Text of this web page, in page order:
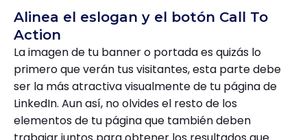
Alinea el eslogan y el botón Call To
Action
La imagen de tu banner o portada es quizás lo
primero que verán tus visitantes, esta parte debe
ser la más atractiva visualmente de tu página de
LinkedIn. Aun así, no olvides el resto de los
elementos de tu página que también deben